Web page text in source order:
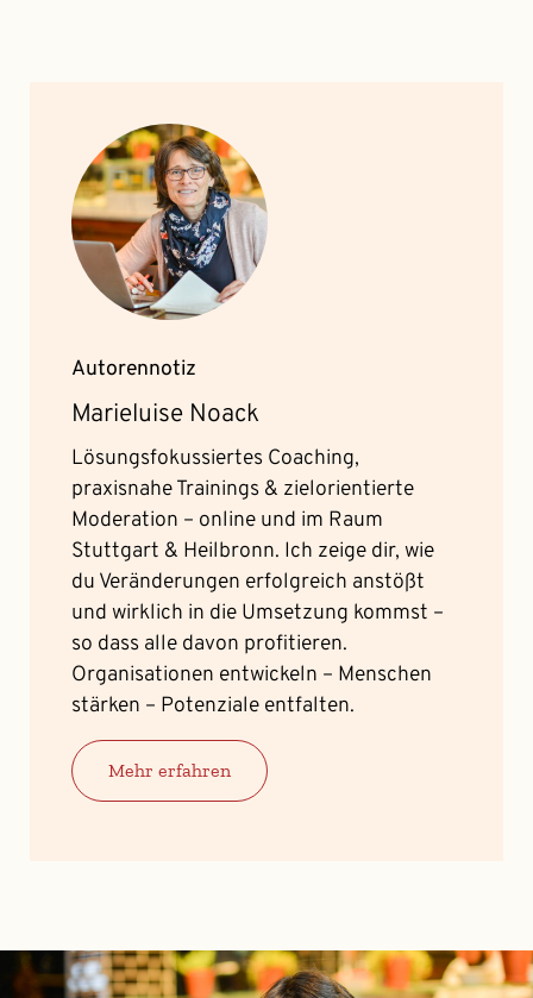
Autorennotiz
Marieluise Noack
Lösungsfokussiertes Coaching,
praxisnahe Trainings & zielorientierte
Moderation – online und im Raum
Stuttgart & Heilbronn. Ich zeige dir, wie
du Veränderungen erfolgreich anstößt
und wirklich in die Umsetzung kommst –
so dass alle davon profitieren.
Organisationen entwickeln – Menschen
stärken – Potenziale entfalten.
Mehr erfahren